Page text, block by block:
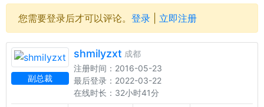
您需要登录后才可以评论。 登录 立即注册
副总裁
shmilyzxt 成都
注册时间：2016-05-23
最后登录：2022-03-22
在线时长：32小时41分